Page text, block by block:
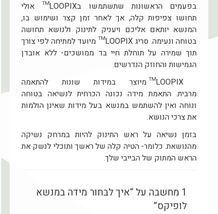
בפעמים הראשונות שתשתמשו בLOOPIX™ אולי
תחושו צפיפות קלה, אך לאחר זמן קצר ושימוש בו,
המנשא יותאם אליכם ויעניק לתינוק ולנושא תחושה
בטוחה ונעימה. סריג LOOPIX™ מיועד למתיחה לפי צורך
תוך שמירה על תוחלת חיי בד ממושכים- ללא אובדן
הגמישות והחוזק הנדרשים.
LOOPIX™ מיוצר במידות שונות להתאמה
מרבית. התאמת מידה נכונה הכרחית לנשיאה בטוחה
ונוחה ואין להשתמש במנשא בעל מידות שאינן הולמות
את צרכי הנושא.
בזמן נשיאה על ראש התינוק להיות במרחק נשיקה
מהנושאת. כלומר- הטיה קלה של ראשך ותוכלי לנשק את
הראש המתוק של הבייבי שלך.
1 מחשבה על “איך לבחור מידה במנשא
לופיקס”